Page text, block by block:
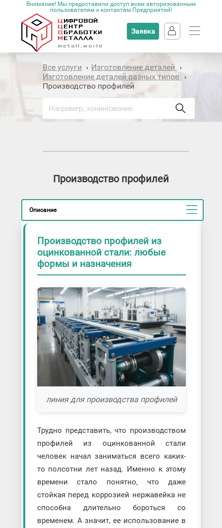
Внимание! Мы предоставили доступ всем авторизованным
пользователям к контактам Предприятий!
Заявка
Все услуги › Изготовление деталей ›
Изготовление деталей разных типов ›
Производство профилей
Производство профилей
Описание
Производство профилей из
оцинкованной стали: любые
формы и назначения
линия для производства профилей
Трудно представить, что производством
профилей из оцинкованной стали
человек начал заниматься всего каких-
то полсотни лет назад. Именно к этому
времени стало понятно, что даже
стойкая перед коррозией нержавейка не
способна длительно бороться со
временем. А значит, ее использование в